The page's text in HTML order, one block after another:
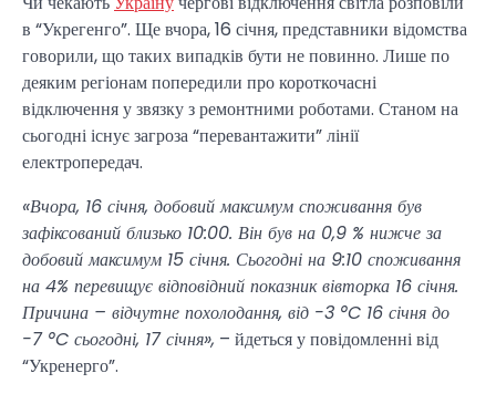
в “Укрегенго”. Ще вчора, 16 січня, представники відомства
говорили, що таких випадків бути не повинно. Лише по
деяким регіонам попередили про короткочасні
відключення у звязку з ремонтними роботами. Станом на
сьогодні існує загроза “перевантажити” лінії
електропередач.
«Вчора, 16 січня, добовий максимум споживання був
зафіксований близько 10:00. Він був на 0,9 % нижче за
добовий максимум 15 січня. Сьогодні на 9:10 споживання
на 4% перевищує відповідний показник вівторка 16 січня.
Причина – відчутне похолодання, від -3 °C 16 січня до
-7 °C сьогодні, 17 січня», – йдеться у повідомленні від
“Укренерго”.